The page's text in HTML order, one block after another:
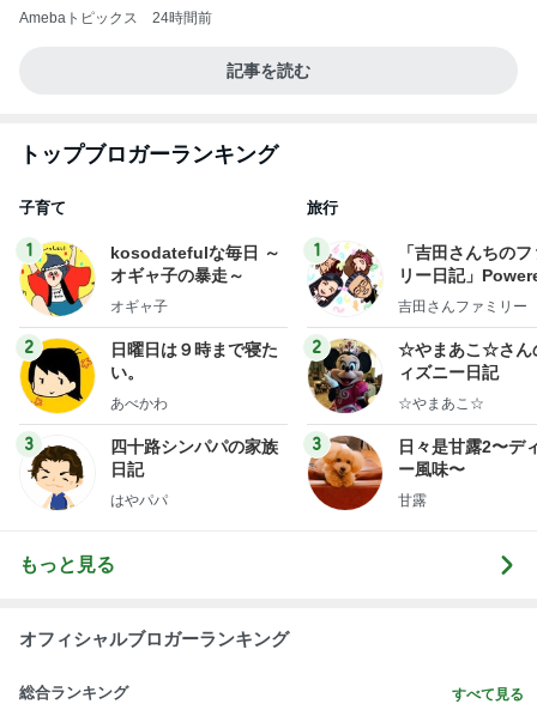
Amebaトピックス 24時間前
記事を読む
トップブロガーランキング
子育て
1
kosodatefulな毎日 ～
オギャ子の暴走～
オギャ子
2
日曜日は９時まで寝た
い。
あべかわ
3
四十路シンパパの家族
日記
はやパパ
旅行
1
「吉田さんちの
リー日記」
y Ameba 吉田さ
ログ
吉田さんファミリー
2
☆やまあこ☆さん
ィズニー日記
☆やまあこ☆
3
日々是甘露2〜デ
ー風味〜
甘露
もっと見る
オフィシャルブロガーランキング
総合ランキング すべて見る